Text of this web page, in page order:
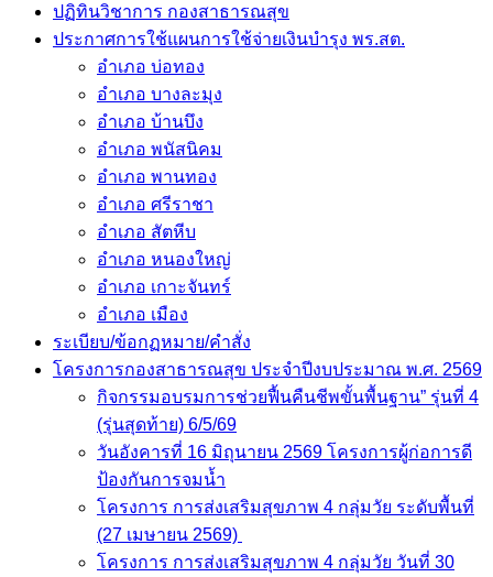
ปฏิทินวิชาการ กองสาธารณสุข
ประกาศการใช้แผนการใช้จ่ายเงินบำรุง พร.สต.
อำเภอ บ่อทอง
อำเภอ บางละมุง
อำเภอ บ้านบึง
อำเภอ พนัสนิคม
อำเภอ พานทอง
อำเภอ ศรีราชา
อำเภอ สัตหีบ
อำเภอ หนองใหญ่
อำเภอ เกาะจันทร์
อำเภอ เมือง
ระเบียบ/ข้อกฏหมาย/คำสั่ง
โครงการกองสาธารณสุข ประจำปีงบประมาณ พ.ศ. 2569
กิจกรรมอบรมการช่วยฟื้นคืนชีพขั้นพื้นฐาน” รุ่นที่ 4
(รุ่นสุดท้าย) 6/5/69
วันอังคารที่ 16 มิถุนายน 2569 โครงการผู้ก่อการดี
ป้องกันการจมน้ำ
โครงการ การส่งเสริมสุขภาพ 4 กลุ่มวัย ระดับพื้นที่
(27 เมษายน 2569)
โครงการ การส่งเสริมสุขภาพ 4 กลุ่มวัย วันที่ 30